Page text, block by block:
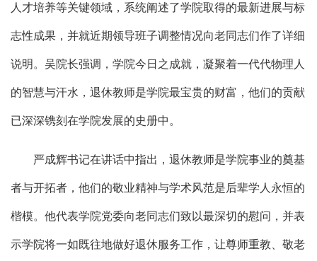
人才培养等关键领域，系统阐述了学院取得的最新进展与标
志性成果，并就近期领导班子调整情况向老同志们作了详细
说明。吴院长强调，学院今日之成就，凝聚着一代代物理人
的智慧与汗水，退休教师是学院最宝贵的财富，他们的贡献
已深深镌刻在学院发展的史册中。
严成辉书记在讲话中指出，退休教师是学院事业的奠基
者与开拓者，他们的敬业精神与学术风范是后辈学人永恒的
楷模。他代表学院党委向老同志们致以最深切的慰问，并表
示学院将一如既往地做好退休服务工作，让尊师重教、敬老